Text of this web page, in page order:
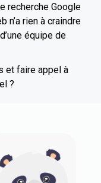
recherche Google
rien à craindre
équipe de
et faire appel à
?